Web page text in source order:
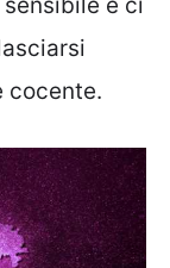
e ci
cocente.